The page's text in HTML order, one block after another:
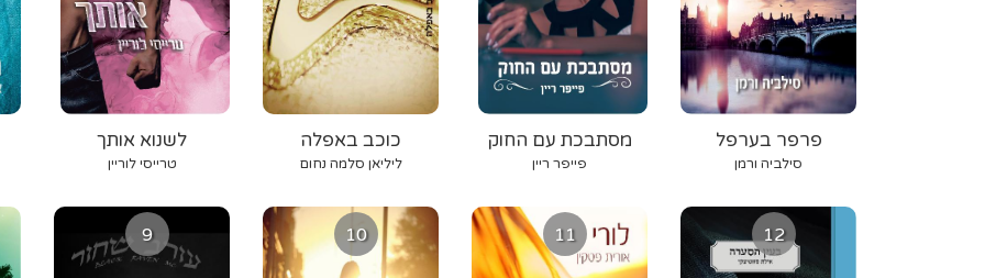
לשנוא אותך
טרייסי לוריין
כוכב באפלה
ליליאן סלמה נחום
מסתבכת עם החוק
פייפר ריין
פרפר בערפל
סילביה ורמן
9 10 11 12